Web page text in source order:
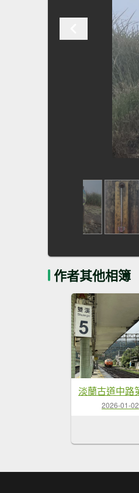
作者其他相簿
2026-01-02